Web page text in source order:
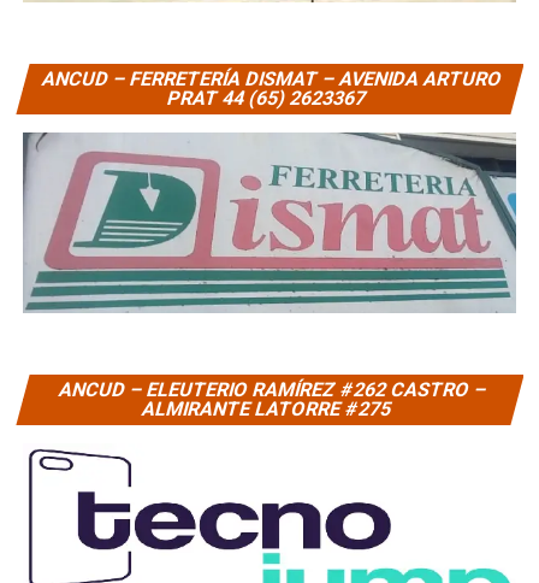
ANCUD – FERRETERÍA DISMAT – AVENIDA ARTURO
PRAT 44 (65) 2623367
ANCUD – ELEUTERIO RAMÍREZ #262 CASTRO –
ALMIRANTE LATORRE #275